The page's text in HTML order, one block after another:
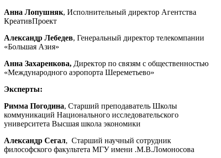
Анна Лопушняк, Исполнительный директор Агентства
КреативПроект
Александр Лебедев, Генеральный директор телекомпании
«Большая Азия»
Анна Захаренкова, Директор по связям с общественностью
«Международного аэропорта Шереметьево»
Эксперты:
Римма Погодина, Старший преподаватель Школы
коммуникаций Национального исследовательского
университета Высшая школа экономики
Александр Сегал, Старший научный сотрудник
философского факультета МГУ имени .М.В.Ломоносова